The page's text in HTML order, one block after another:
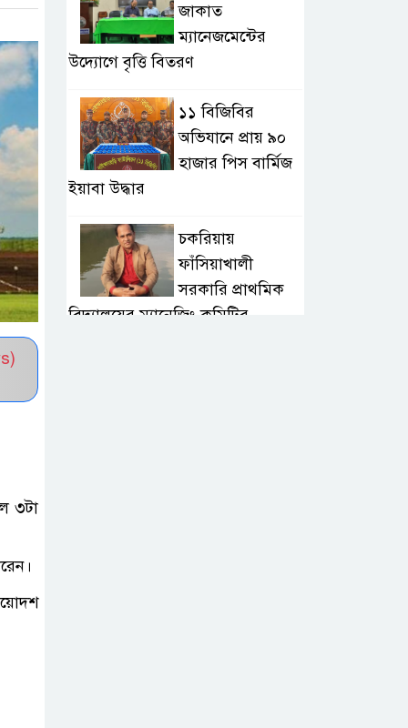
৩টা
জাকাত
ম্যানেজমেন্টের
উদ্যোগে বৃত্তি বিতরণ
১১ বিজিবির
অভিযানে প্রায় ৯০
হাজার পিস বার্মিজ
ইয়াবা উদ্ধার
চকরিয়ায়
ফাঁসিয়াখালী
সরকারি প্রাথমিক
বিদ্যালয়ের ম্যানেজিং কমিটির